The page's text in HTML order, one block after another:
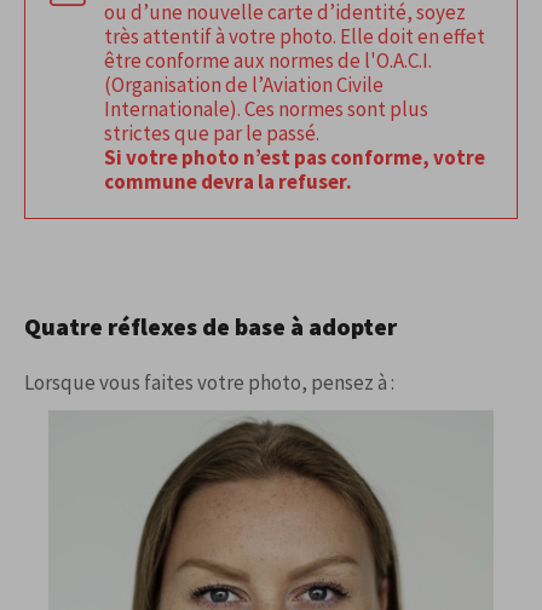
ou d’une nouvelle carte d’identité, soyez
très attentif à votre photo. Elle doit en effet
être conforme aux normes de l'O.A.C.I.
(Organisation de l’Aviation Civile
Internationale). Ces normes sont plus
strictes que par le passé.
Si votre photo n’est pas conforme, votre
commune devra la refuser.
Quatre réflexes de base à adopter
Lorsque vous faites votre photo, pensez à :